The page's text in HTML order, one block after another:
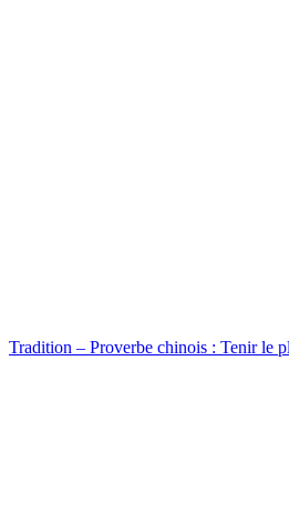
Tradition – Proverbe chinois : Tenir le